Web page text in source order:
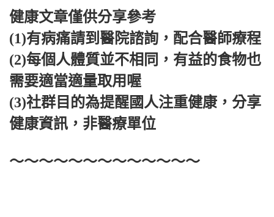
健康文章僅供分享參考
(1)有病痛請到醫院諮詢，配合醫師療程
(2)每個人體質並不相同，有益的食物也
需要適當適量取用喔
(3)社群目的為提醒國人注重健康，分享
健康資訊，非醫療單位
～～～～～～～～～～～～～